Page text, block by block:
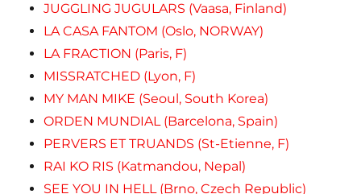
JUGGLING JUGULARS (Vaasa, Finland)
LA CASA FANTOM (Oslo, NORWAY)
LA FRACTION (Paris, F)
MISSRATCHED (Lyon, F)
MY MAN MIKE (Seoul, South Korea)
ORDEN MUNDIAL (Barcelona, Spain)
PERVERS ET TRUANDS (St-Etienne, F)
RAI KO RIS (Katmandou, Nepal)
SEE YOU IN HELL (Brno, Czech Republic)